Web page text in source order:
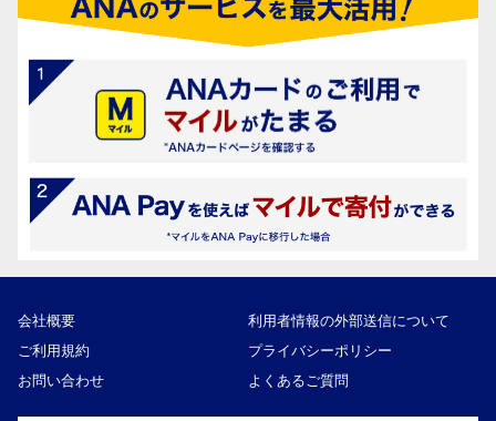
会社概要
利用者情報の外部送信について
ご利用規約
プライバシーポリシー
お問い合わせ
よくあるご質問